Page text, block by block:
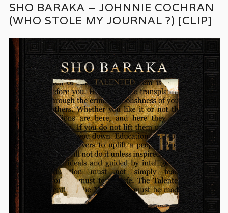
SHO BARAKA – JOHNNIE COCHRAN
(WHO STOLE MY JOURNAL ?) [CLIP]